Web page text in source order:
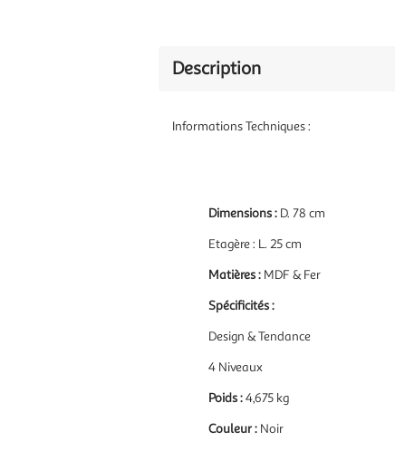
Description
Informations Techniques :
Dimensions : D. 78 cm
Etagère : L. 25 cm
Matières : MDF & Fer
Spécificités :
Design & Tendance
4 Niveaux
Poids :4,675 kg
Couleur : Noir